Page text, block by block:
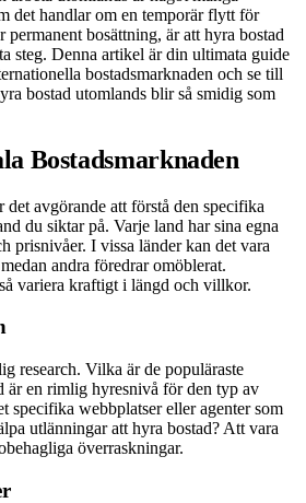
det handlar om en temporär flytt för
permanent bosättning, är att hyra bostad
steg. Denna artikel är din ultimata guide
bostadsmarknaden och se till
bostad utomlands blir så smidig som
Bostadsmarknaden
det avgörande att förstå den specifika
du siktar på. Varje land har sina egna
prisnivåer. I vissa länder kan det vara
andra föredrar omöblerat.
variera kraftigt i längd och villkor.
research. Vilka är de populäraste
är en rimlig hyresnivå för den typ av
specifika webbplatser eller agenter som
utlänningar att hyra bostad? Att vara
överraskningar.